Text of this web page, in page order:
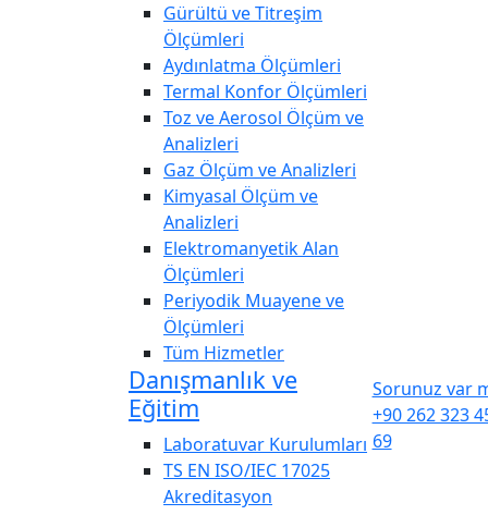
Gürültü ve Titreşim
Ölçümleri
Aydınlatma Ölçümleri
Termal Konfor Ölçümleri
Toz ve Aerosol Ölçüm ve
Analizleri
Gaz Ölçüm ve Analizleri
Kimyasal Ölçüm ve
Analizleri
Elektromanyetik Alan
Ölçümleri
Periyodik Muayene ve
Ölçümleri
Tüm Hizmetler
Danışmanlık ve
Eğitim
Laboratuvar Kurulumları
TS EN ISO/IEC 17025
Akreditasyon
Sorunuz var
+90 262 323
69